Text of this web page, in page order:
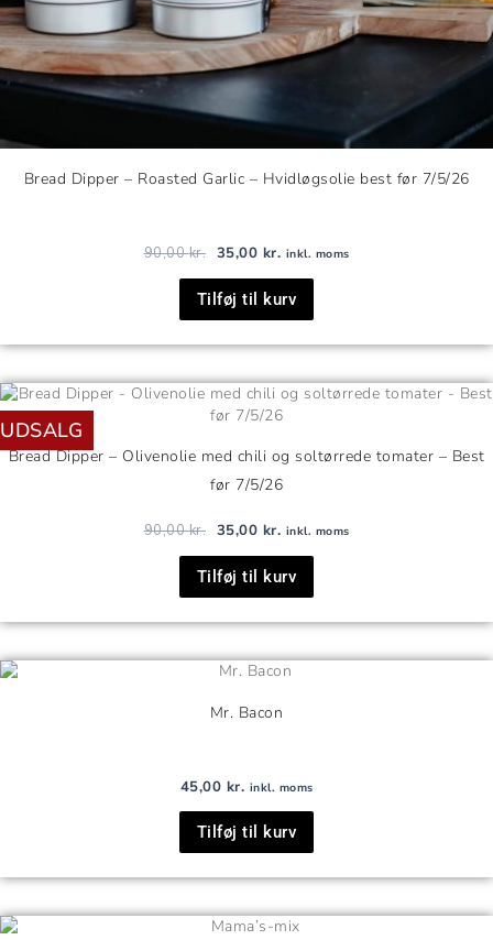
Bread Dipper – Roasted Garlic – Hvidløgsolie best før 7/5/26
90,00kr. 35,00 kr. inkl. moms
Tilføj til kurv
UDSALG
Bread Dipper – Olivenolie med chili og soltørrede tomater – Best
før 7/5/26
90,00kr.
Den
oprindelige
pris
var:
90,00 kr..
35,00 kr.
Den
aktuelle
35,00 kr..
inkl. moms
Tilføj til kurv
Mr. Bacon
45,00 kr. inkl. moms
Tilføj til kurv